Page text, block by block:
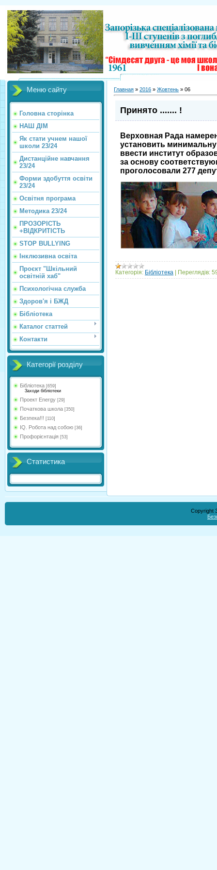
Меню сайту
Головна сторінка
НАШ ДІМ
Як стати учнем нашої
школи 23/24
Дистанційне навчання
23/24
Форми здобуття освіти
23/24
Освітня програма
Методика 23/24
ПРОЗОРІСТЬ
+ВІДКРИТІСТЬ
STOP BULLYING
Інклюзивна освіта
Проєкт "Шкільний
освітній хаб"
Психологічна служба
Здоров'я і БЖД
Бібліотека
Каталог статтей
Контакти
Категорії розділу
Бібліотека [659]
Заходи бібліотеки
Проект Energy [29]
Початкова школа [350]
Безпека!!! [110]
IQ. Робота над собою [36]
Профорієнтація [53]
Статистика
Главная » 2016 » Жовтень » 06
Принято ....... !
Верховная Рада
установить
ввести институт
за основу
проголосовали 277
Категорія: Бібліотека | Переглядів:
Copyright